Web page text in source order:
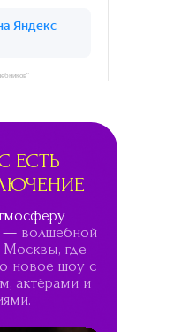
ЕСТЬ
— волшебной
где
новое шоу с
актёрами и